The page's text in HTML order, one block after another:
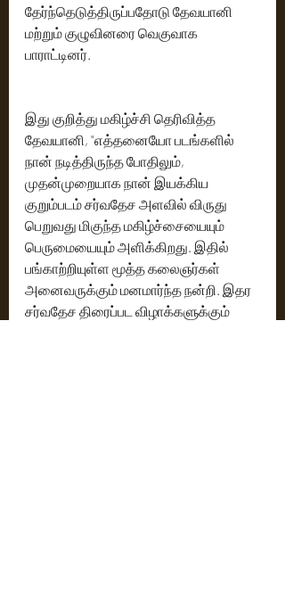
தேர்ந்தெடுத்திருப்பதோடு தேவயானி
மற்றும் குழுவினரை வெகுவாக
பாராட்டினர்.
இது குறித்து மகிழ்ச்சி தெரிவித்த
தேவயானி, "எத்தனையோ படங்களில்
நான் நடித்திருந்த போதிலும்,
முதன்முறையாக நான் இயக்கிய
குறும்படம் சர்வதேச‌ அளவில் விருது
பெறுவது மிகுந்த மகிழ்ச்சையையும்
பெருமையையும் அளிக்கிறது. இதில்
பங்காற்றியுள்ள மூத்த கலைஞர்கள்
அனைவருக்கும் மனமார்ந்த நன்றி. இதர
சர்வதேச திரைப்பட விழாக்களுக்கும்